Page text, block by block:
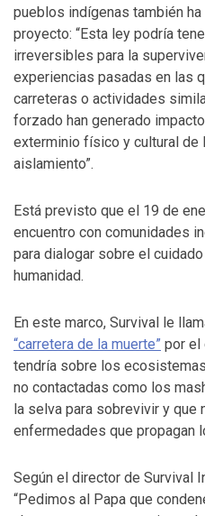
pueblos indígenas también
proyecto: “Esta ley podría
irreversibles para la
experiencias pasadas en las
carreteras o actividades
forzado han generado
exterminio físico y cultural de
aislamiento”.
Está previsto que el 19 de
encuentro con comunidades
para dialogar sobre el
humanidad.
En este marco, Survival le
“carretera de la muerte” por el
tendría sobre los
no contactadas como los
la selva para sobrevivir y que
enfermedades que propagan
Según el director de Survival
“Pedimos al Papa que